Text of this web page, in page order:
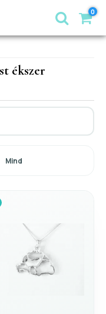
0
ékszer
Mind